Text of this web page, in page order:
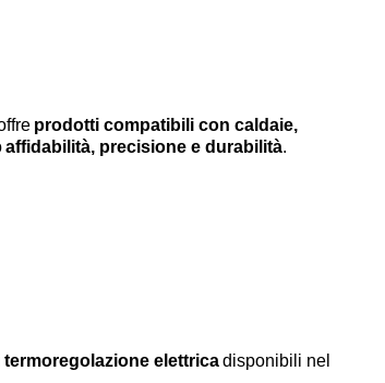
prodotti compatibili con caldaie,
affidabilità, precisione e durabilità.
termorego lazione elettricadisponibili nel